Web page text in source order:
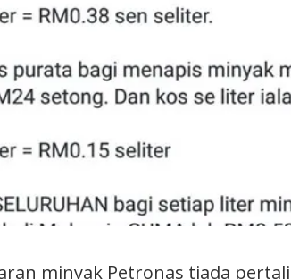
minyak Petronas tiada